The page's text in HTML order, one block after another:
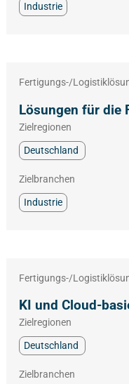
Industrie
Fertigungs-/
Lösungen für die
Zielregionen
Deutschland
Zielbranchen
Industrie
Fertigungs-/
KI und Cloud-
Zielregionen
Deutschland
Zielbranchen